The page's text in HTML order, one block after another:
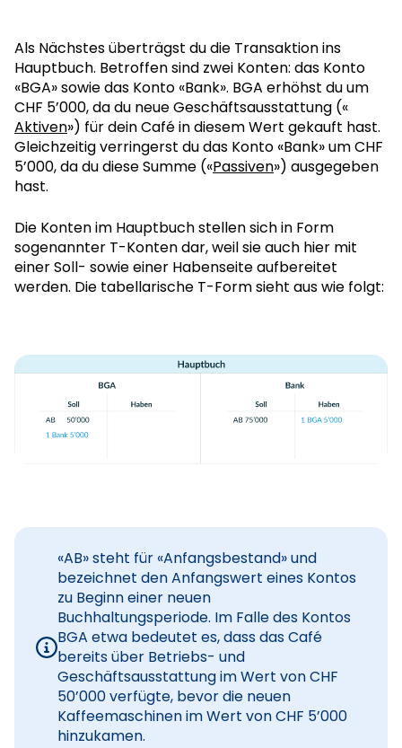
Als Nächstes überträgst du die Transaktion ins
Hauptbuch. Betroffen sind zwei Konten: das Konto
«BGA» sowie das Konto «Bank». BGA erhöhst du um
CHF 5’000, da du neue Geschäftsausstattung («
Aktiven») für dein Café in diesem Wert gekauft hast.
Gleichzeitig verringerst du das Konto «Bank» um CHF
5’000, da du diese Summe («Passiven») ausgegeben
hast.
Die Konten im Hauptbuch stellen sich in Form
sogenannter T-Konten dar, weil sie auch hier mit
einer Soll- sowie einer Habenseite aufbereitet
werden. Die tabellarische T-Form sieht aus wie folgt:
«AB» steht für «Anfangsbestand» und
bezeichnet den Anfangswert eines Kontos
zu Beginn einer neuen
Buchhaltungsperiode. Im Falle des Kontos
BGA etwa bedeutet es, dass das Café
bereits über Betriebs- und
Geschäftsausstattung im Wert von CHF
50’000 verfügte, bevor die neuen
Kaffeemaschinen im Wert von CHF 5’000
hinzukamen.